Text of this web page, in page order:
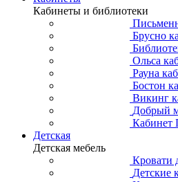
Кабинеты и библиотеки
Брусно
Ольса
Рауна
Бостон
Викинг
Добрый
Кабинет
Детская
Детская мебель
Кровати
Детские